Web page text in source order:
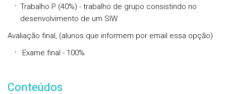
Trabalho P (40%) - trabalho de grupo consistindo no
desenvolvimento de um SIW
Avaliação final, (alunos que informem por email essa opção)
Exame final - 100%
Conteúdos